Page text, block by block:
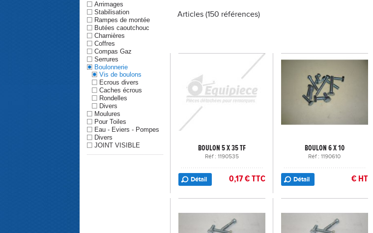
Arrimages
Stabilisation
Rampes de montée
Butées caoutchouc
Charnières
Coffres
Compas Gaz
Serrures
Boulonnerie
Vis de boulons
Ecrous divers
Caches écrous
Rondelles
Divers
Moulures
Pour Toiles
Eau - Eviers - Pompes
Divers
JOINT VISIBLE
Articles (150 références)
BOULON 5 X 35 TF
Réf : 1190535
Détail 0,17 € TTC
BOULON 6 X 10
Réf : 1190610
Détail € HT